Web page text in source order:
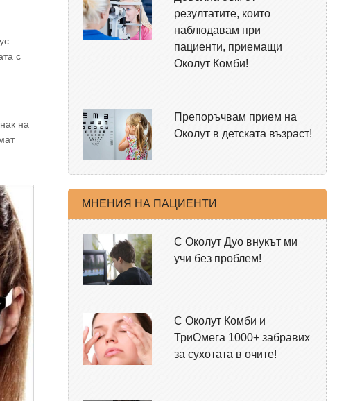
с
на
резултатите, които
наблюдавам при
пациенти, приемащи
Околут Комби!
Препоръчвам прием на
Околут в детската възраст!
МНЕНИЯ НА ПАЦИЕНТИ
С Околут Дуо внукът ми
учи без проблем!
С Околут Комби и
ТриОмега 1000+ забравих
за сухотата в очите!